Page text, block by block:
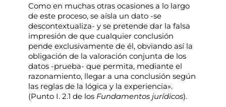
Como en muchas otras ocasiones a lo largo
de este proceso, se aísla un dato -se
descontextualiza- y se pretende dar la falsa
impresión de que cualquier conclusión
pende exclusivamente de él, obviando así la
obligación de la valoración conjunta de los
datos -prueba- que permita, mediante el
razonamiento, llegar a una conclusión según
las reglas de la lógica y la experiencia».
(Punto I. 2.1 de los Fundamentos jurídicos).